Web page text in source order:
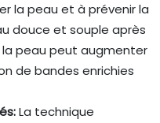
la peau et à prévenir la
douce et souple après
la peau peut augmenter
de bandes enrichies
La technique